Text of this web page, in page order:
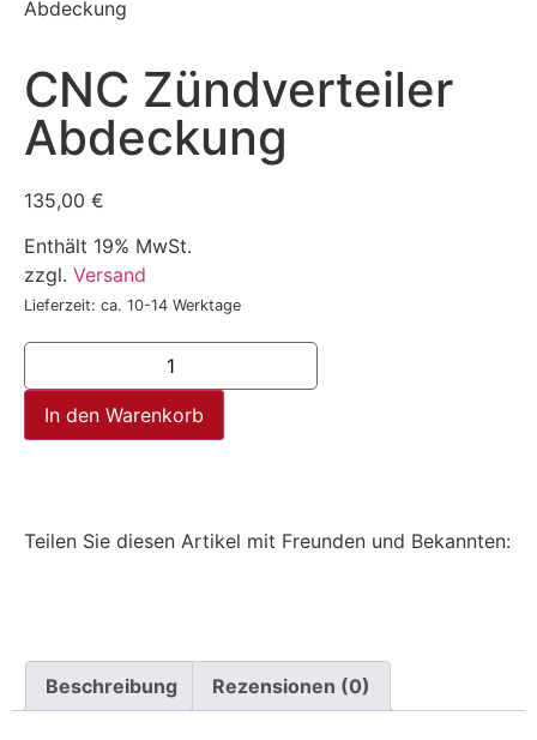
Abdeckung
CNC Zündverteiler
Abdeckung
135,00 €
Enthält 19% MwSt.
zzgl. Versand
Lieferzeit: ca. 10-14 Werktage
In den Warenkorb
Teilen Sie diesen Artikel mit Freunden und Bekannten:
Beschreibung Rezensionen (0)